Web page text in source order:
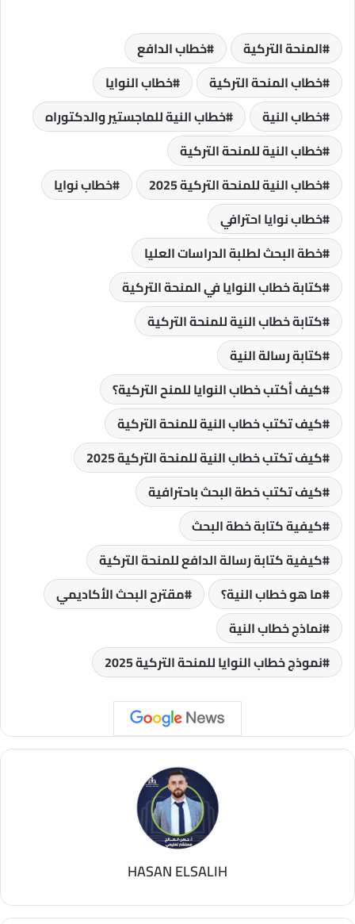
المنحة التركية
خطاب الدافع
خطاب المنحة التركية
خطاب النوايا
خطاب النية
خطاب النية للماجستير والدكتوراه
خطاب النية للمنحة التركية
خطاب النية للمنحة التركية 2025
خطاب نوايا
خطاب نوايا احترافي
خطة البحث لطلبة الدراسات العليا
كتابة خطاب النوايا في المنحة التركية
كتابة خطاب النية للمنحة التركية
كتابة رسالة النية
كيف أكتب خطاب النوايا للمنح التركية؟
كيف تكتب خطاب النية للمنحة التركية
كيف تكتب خطاب النية للمنحة التركية 2025
كيف تكتب خطة البحث باحترافية
كيفية كتابة خطة البحث
كيفية كتابة رسالة الدافع للمنحة التركية
ما هو خطاب النية؟
مقترح البحث الأكاديمي
نماذج خطاب النية
نموذج خطاب النوايا للمنحة التركية 2025
HASAN ELSALIH